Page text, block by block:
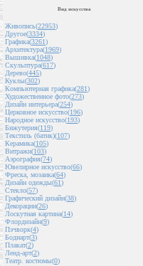
Вид искусства
Живопись(22953)
Другое(3334)
Графика(3261)
Архитектура(1969)
Вышивка(1048)
Скульптура(617)
Дерево(445)
Куклы(302)
Компьютерная графика(281)
Художественное фото(273)
Дизайн интерьера(254)
Церковное искусство(196)
Народное искусство(193)
Бижутерия(119)
Текстиль (батик)(107)
Керамика(105)
Витражи(103)
Аэрография(74)
Ювелирное искусство(66)
Фреска, мозаика(64)
Дизайн одежды(61)
Стекло(57)
Графический дизайн(38)
Декорации(26)
Лоскутная картина(14)
Флордизайн(9)
Пэчворк(4)
Бодиарт(3)
Плакат(2)
Ленд-арт(2)
Театр. костюмы(0)